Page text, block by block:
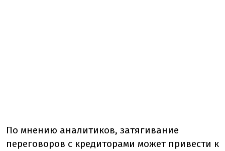
По мнению аналитиков, затягивание
переговоров с кредиторами может привести к